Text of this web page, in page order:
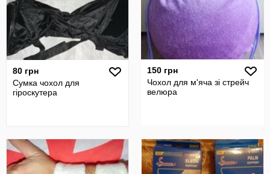
80 грн
Cумка чохол для
гіроскутера
150 грн
Чохол для м'яча зі стрейч
велюра